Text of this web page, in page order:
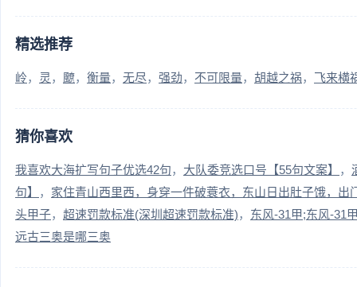
精选推荐
岭 灵 飉 衡量 无尽 强劲 不可限量 胡越之祸 飞来横
猜你喜欢
我喜欢大海扩写句子优选42句 大队委竞选口号【55句文案】
句】
家住青山西里西，身穿一件破蓑衣，东山日出肚子饿，出
头甲子
超速罚款标准(深圳超速罚款标准)
东风-31甲;东风-31
远古三奥是哪三奥